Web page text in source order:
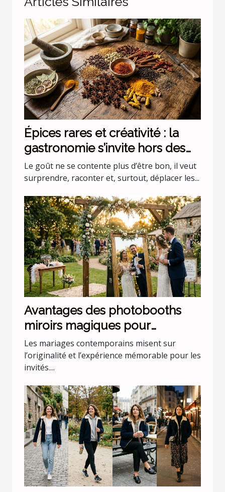
Épices rares et créativité : la
gastronomie s’invite hors des
codes
Le goût ne se contente plus d’être bon, il veut
surprendre, raconter et, surtout, déplacer les...
Avantages des photobooths
miroirs magiques pour
mariages uniques
Les mariages contemporains misent sur
l’originalité et l’expérience mémorable pour les
invités....